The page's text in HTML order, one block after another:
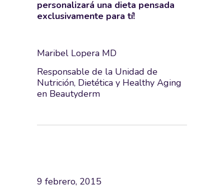
personalizará una dieta pensada
exclusivamente para tí!
Maribel Lopera MD
Responsable de la Unidad de
Nutrición, Dietética y Healthy Aging
en Beautyderm
9 febrero, 2015